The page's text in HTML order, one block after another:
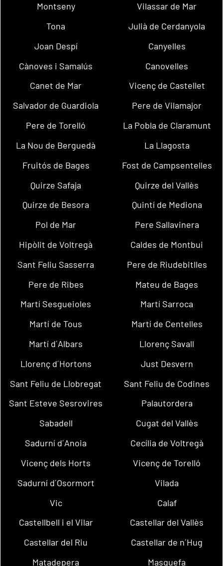
Montseny
Vilassar de Mar
Tona
Julià de Cerdanyola
Joan Despí
Canyelles
Cànoves i Samalús
Canovelles
Canet de Mar
Vicenç de Castellet
Salvador de Guardiola
Pere de Vilamajor
Pere de Torelló
La Pobla de Claramunt
La Nou de Berguedà
La Llagosta
Fruitós de Bages
Fost de Campsentelles
Quirze Safaja
Quirze del Vallès
Quirze de Besora
Quintí de Mediona
Pol de Mar
Pere Sallavinera
Hipòlit de Voltregà
Caldes de Montbui
Sant Feliu Sasserra
Pere de Riudebitlles
Pere de Ribes
Mateu de Bages
Martí Sesgueioles
Martí Sarroca
Martí de Tous
Martí de Centelles
Martí d´Albars
Llorenç Savall
Llorenç d´Hortons
Just Desvern
Sant Feliu de Llobregat
Sant Feliu de Codines
Sant Esteve Sesrovires
Palautordera
Sabadell
Cugat del Vallès
Sadurní d´Anoia
Cecília de Voltregà
Vicenç dels Horts
Vicenç de Torelló
Sadurní d´Osormort
Vilada
Vic
Calaf
Castellbell i el Vilar
Castellar del Vallès
Castellar del Riu
Castellar de n´Hug
Matadepera
Masquefa